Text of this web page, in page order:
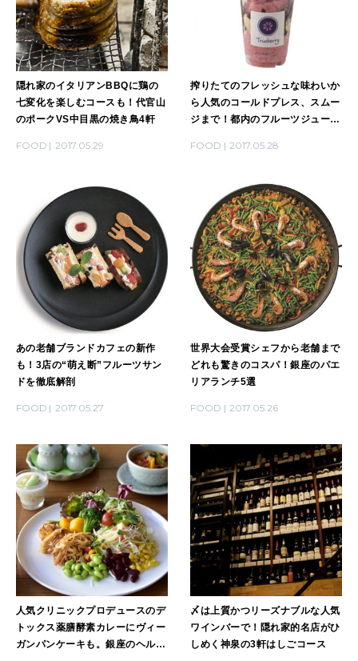
2026年8月号『お茶の時間です。』
2026年7月号「鎌倉 ローカルが 教えてくれた 本当の歩き方。」
2026年6月号「大銀座 トレンドが生まれる 新しい一流店へ。」
2026年3月号「スイーツ予想図 2026」
2026年2月号「良運を掴む 新・開運術。」
2026年1月号「猫がいれば、幸せ」
2025年12月号「お酒の新常識。」
MAGAZINE MOOK
隠れ家のイタリアンBBQに鶏の
七変化を楽しむコースも！代官山
のポークVS中目黒の焼き鳥4軒
FOOD 2017.05.29
搾りたてのフレッシュな味わいか
ら人気のコールドプレス、スムー
ジまで！都内のフルーツジュース
FOOD 2017.05.28
あの老舗ブランドカフェの新作
も！3店の“萌え断”フルーツサン
ドを徹底解剖
FOOD 2017.05.27
世界大会受賞シェフから老舗まで
どれも驚きのコスパ！銀座のパエ
リアランチ5選
FOOD 2017.05.26
人気クリニックプロデュースのデ
トックス薬膳酵素カレーにヴィー
ガンパンケーキも。銀座のヘル
〆は上質かつリーズナブルな人気
ワインバーで！隠れ家的名店がひ
しめく神泉の3軒はしごコース